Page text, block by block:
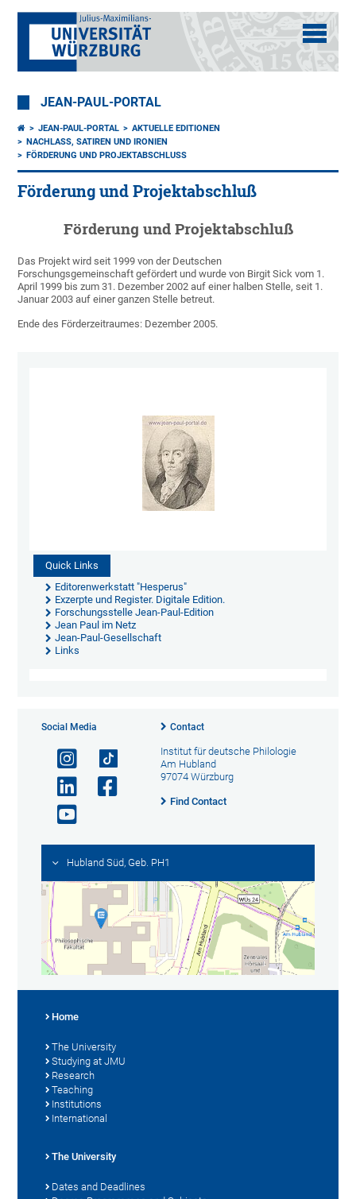
JEAN-PAUL-PORTAL
JEAN-PAUL-PORTAL
AKTUELLE EDITIONEN
NACHLASS, SATIREN UND IRONIEN
FÖRDERUNG UND PROJEKTABSCHLUSS
Förderung und Projektabschluß
Förderung und Projektabschluß
Das Projekt wird seit 1999 von der Deutschen
Forschungsgemeinschaft gefördert und wurde von Birgit Sick vom 1.
April 1999 bis zum 31. Dezember 2002 auf einer halben Stelle, seit 1.
Januar 2003 auf einer ganzen Stelle betreut.
Ende des Förderzeitraumes: Dezember 2005.
Quick Links
Editorenwerkstatt "Hesperus"
Exzerpte und Register. Digitale Edition.
Forschungsstelle Jean-Paul-Edition
Jean Paul im Netz
Jean-Paul-Gesellschaft
Links
Social Media Contact
Institut für deutsche Philologie
Am Hubland
97074 Würzburg
Find Contact
Hubland Süd, Geb. PH1
Home
The University
Studying at JMU
Research
Teaching
Institutions
International
The University
Dates and Deadlines